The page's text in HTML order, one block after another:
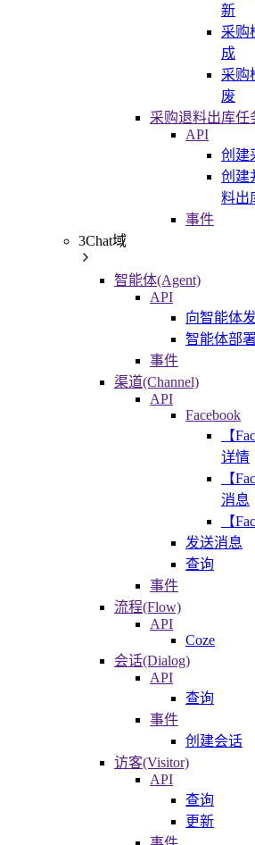
新
采购
成
采购
废
采购退料出库任
API
创建
创建
料出
事件
3Chat域
智能体(Agent)
API
向智能体
智能体部
事件
渠道(Channel)
API
Facebook
【
详情
【
消息
【
发送消息
查询
事件
流程(Flow)
API
Coze
会话(Dialog)
API
查询
事件
创建会话
访客(Visitor)
API
查询
更新